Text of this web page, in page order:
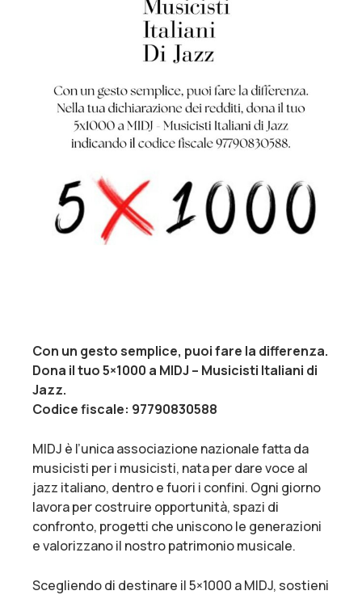
Con un gesto semplice, puoi fare la differenza.
Dona il tuo 5×1000 a MIDJ – Musicisti Italiani di
Jazz.
Codice fiscale: 97790830588
MIDJ è l’unica associazione nazionale fatta da
musicisti per i musicisti, nata per dare voce al
jazz italiano, dentro e fuori i confini. Ogni giorno
lavora per costruire opportunità, spazi di
confronto, progetti che uniscono le generazioni
e valorizzano il nostro patrimonio musicale.
Scegliendo di destinare il 5×1000 a MIDJ, sostieni